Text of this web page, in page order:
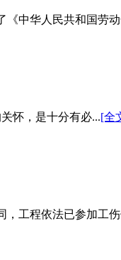
中华人民共和国劳
怀，是十分有必...[全
工程依法已参加工